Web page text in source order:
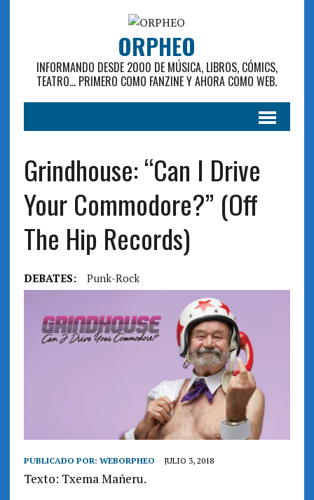
ORPHEO
INFORMANDO DESDE 2000 DE MÚSICA, LIBROS, CÓMICS,
TEATRO... PRIMERO COMO FANZINE Y AHORA COMO WEB.
Grindhouse: “Can I Drive
Your Commodore?” (Off
The Hip Records)
DEBATES: Punk-Rock
PUBLICADO POR: WEBORPHEO JULIO 3, 2018
Texto: Txema Mañeru.